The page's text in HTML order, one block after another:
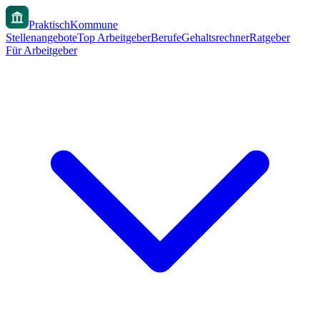
PraktischKommune
StellenangeboteTop ArbeitgeberBerufeGehaltsrechnerRatgeber
Für Arbeitgeber